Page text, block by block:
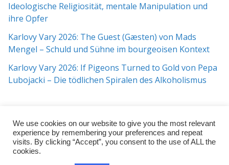
Ideologische Religiosität, mentale Manipulation und
ihre Opfer
Karlovy Vary 2026: The Guest (Gæsten) von Mads
Mengel – Schuld und Sühne im bourgeoisen Kontext
Karlovy Vary 2026: If Pigeons Turned to Gold von Pepa
Lubojacki – Die tödlichen Spiralen des Alkoholismus
We use cookies on our website to give you the most relevant
experience by remembering your preferences and repeat
visits. By clicking “Accept”, you consent to the use of ALL the
cookies.